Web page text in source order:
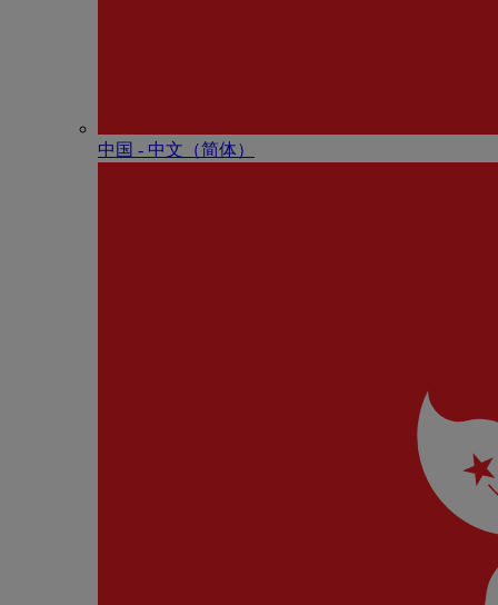
中国 - 中⽂（简体）